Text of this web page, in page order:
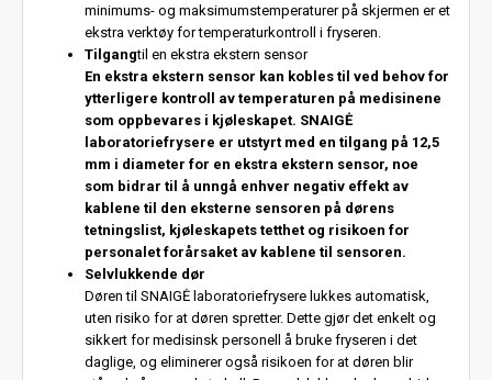
minimums- og maksimumstemperaturer på skjermen er et
ekstra verktøy for temperaturkontroll i fryseren.
Tilgangtil en ekstra ekstern sensor
En ekstra ekstern sensor kan kobles til ved behov for
ytterligere kontroll av temperaturen på medisinene
som oppbevares i kjøleskapet. SNAIGĖ
laboratoriefrysere er utstyrt med en tilgang på 12,5
mm i diameter for en ekstra ekstern sensor, noe
som bidrar til å unngå enhver negativ effekt av
kablene til den eksterne sensoren på dørens
tetningslist, kjøleskapets tetthet og risikoen for
personalet forårsaket av kablene til sensoren.
Selvlukkende dør
Døren til SNAIGĖ laboratoriefrysere lukkes automatisk,
uten risiko for at døren spretter. Dette gjør det enkelt og
sikkert for medisinsk personell å bruke fryseren i det
daglige, og eliminerer også risikoen for at døren blir